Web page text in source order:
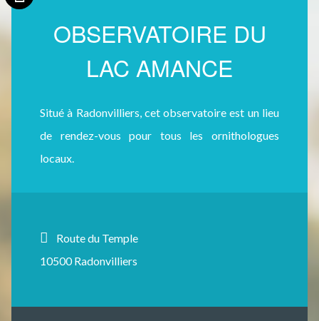
OBSERVATOIRE DU
LAC AMANCE
Situé à Radonvilliers, cet observatoire est un lieu
de rendez-vous pour tous les ornithologues
locaux.
Route du Temple
10500 Radonvilliers